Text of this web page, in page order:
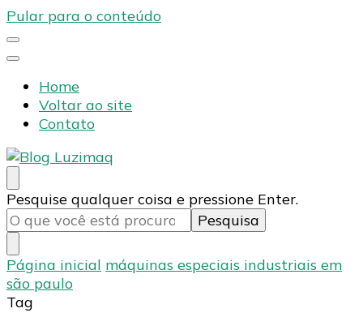
Pular para o conteúdo
Home
Voltar ao site
Contato
Blog Luzimaq
Procurando
algo?
Pesquise qualquer coisa e pressione Enter.
Página inicial máquinas especiais industriais em
são paulo
Tag